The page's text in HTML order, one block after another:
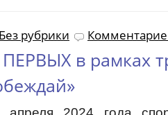
Без рубрики
в рамках